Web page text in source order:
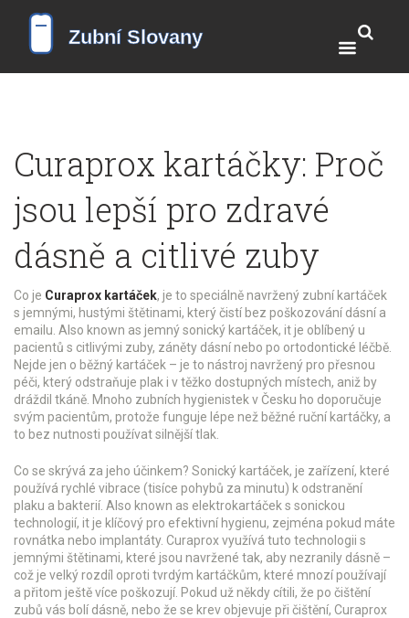
Curaprox kartáčky: Proč
jsou lepší pro zdravé
dásně a citlivé zuby
Co je Curaprox kartáček, je to speciálně navržený zubní kartáček
s jemnými, hustými štětinami, který čistí bez poškozování dásní a
emailu . Also known as jemný sonický kartáček, it je oblíbený u
pacientů s citlivými zuby, záněty dásní nebo po ortodontické léčbě.
Nejde jen o běžný kartáček – je to nástroj navržený pro přesnou
péči, který odstraňuje plak i v těžko dostupných místech, aniž by
dráždil tkáně. Mnoho zubních hygienistek v Česku ho doporučuje
svým pacientům, protože funguje lépe než běžné ruční kartáčky, a
to bez nutnosti používat silnější tlak.
Co se skrývá za jeho účinkem? Sonický kartáček, je zařízení, které
používá rychlé vibrace (tisíce pohybů za minutu) k odstranění
plaku a bakterií . Also known as elektrokartáček s sonickou
technologií, it je klíčový pro efektivní hygienu, zejména pokud máte
rovnátka nebo implantáty. Curaprox využívá tuto technologii s
jemnými štětinami, které jsou navržené tak, aby nezranily dásně –
což je velký rozdíl oproti tvrdým kartáčkům, které mnozí používají
a přitom ještě více poškozují. Pokud už někdy cítili, že po čištění
zubů vás bolí dásně, nebo že se krev objevuje při čištění, Curaprox